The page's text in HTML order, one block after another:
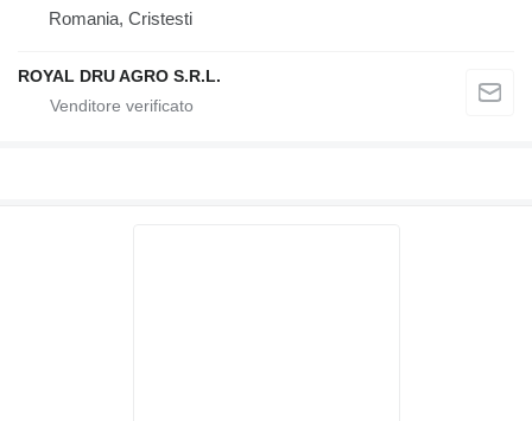
Romania, Cristesti
ROYAL DRU AGRO S.R.L.